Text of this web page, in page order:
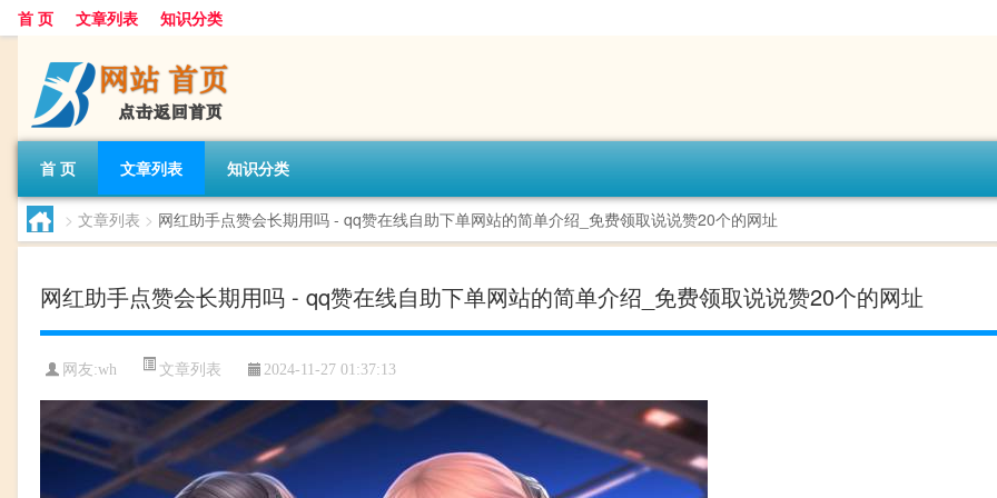
首 页 文章列表 知识分类
首 页 文章列表 知识分类
> 文章列表 > 网红助手点赞会长期用吗 - qq赞在线自助下单网站的简单介绍_免费领取说说赞20个的网址
网红助手点赞会长期用吗 - qq赞在线自助下单网站的简单介绍_免费领取说说赞20个的网址
网友:wh 文章列表 2024-11-27 01:37:13